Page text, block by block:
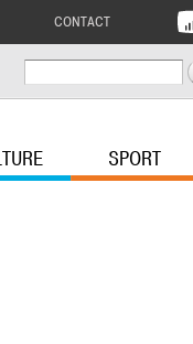
CONTACT
maternelles
PROS
Guide
SPORT